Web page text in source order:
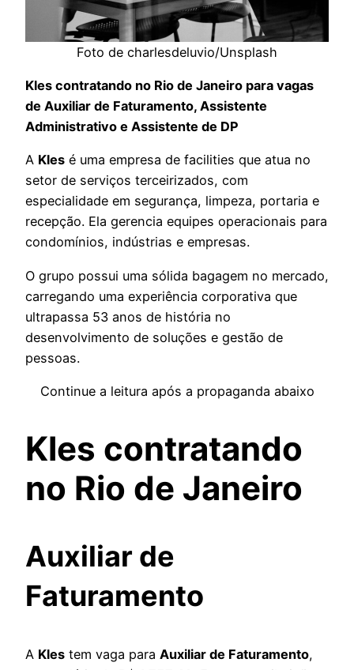
Foto de charlesdeluvio/Unsplash
Kles contratando no Rio de Janeiro para vagas
de Auxiliar de Faturamento, Assistente
Administrativo e Assistente de DP
A Kles é uma empresa de facilities que atua no
setor de serviços terceirizados, com
especialidade em segurança, limpeza, portaria e
recepção. Ela gerencia equipes operacionais para
condomínios, indústrias e empresas.
O grupo possui uma sólida bagagem no mercado,
carregando uma experiência corporativa que
ultrapassa 53 anos de história no
desenvolvimento de soluções e gestão de
pessoas.
Continue a leitura após a propaganda abaixo
Kles contratando
no Rio de Janeiro
Auxiliar de
Faturamento
A Kles tem vaga para Auxiliar de Faturamento,